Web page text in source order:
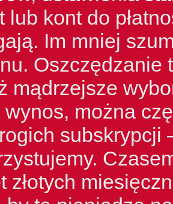
lub kont do
Im mniej
Oszczędzanie
mądrzejsze
wynos, można
subskrypcji
złotych